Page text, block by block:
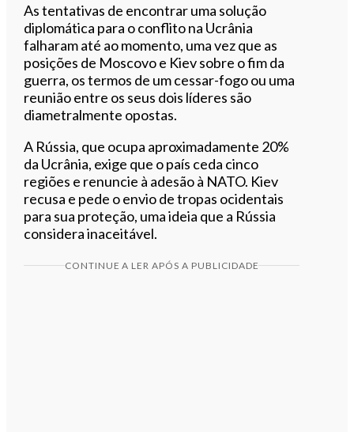
As tentativas de encontrar uma solução
diplomática para o conflito na Ucrânia
falharam até ao momento, uma vez que as
posições de Moscovo e Kiev sobre o fim da
guerra, os termos de um cessar-fogo ou uma
reunião entre os seus dois líderes são
diametralmente opostas.
A Rússia, que ocupa aproximadamente 20%
da Ucrânia, exige que o país ceda cinco
regiões e renuncie à adesão à NATO. Kiev
recusa e pede o envio de tropas ocidentais
para sua proteção, uma ideia que a Rússia
considera inaceitável.
CONTINUE A LER APÓS A PUBLICIDADE